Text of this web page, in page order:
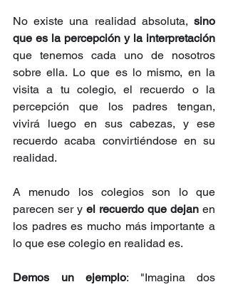
No existe una realidad absoluta, sino
que tenemos cada uno de nosotros
sobre ella. Lo que es lo mismo, en la
visita a tu colegio, el recuerdo o la
percepción que los padres tengan,
vivirá luego en sus cabezas, y ese
recuerdo acaba convirtiéndose en su
realidad.
A menudo los colegios son lo que
parecen ser y el recuerdo que dejan en
los padres es mucho más importante a
lo que ese colegio en realidad es.
Demos un ejemplo: "Imagina dos